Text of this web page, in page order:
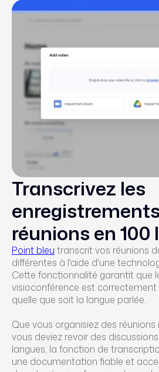
Transcrivez les
réunions en 100
Point bleu transcrit vos réunions
différentes à l'aide d'une
Cette fonctionnalité garantit que
visioconférence est
quelle que soit la langue parlée.
Que vous organisiez des
vous deviez revoir des
langues, la fonction de
une documentation fiable et